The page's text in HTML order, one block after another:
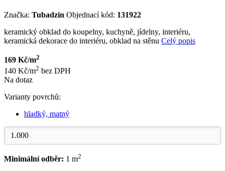
Značka: Tubadzin Objednací kód: 131922
keramický obklad do koupelny, kuchyně, jídelny, interiéru,
keramická dekorace do interiéru, obklad na stěnu Celý popis
169 Kč/m2
140 Kč/m2 bez DPH
Na dotaz
Varianty povrchů:
hladký, matný
Minimální odběr: 1 m2